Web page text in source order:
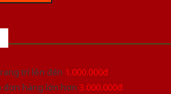
trí lên đến 1.000.000đ
đơn hàng lớn hơn 3.000.000đ